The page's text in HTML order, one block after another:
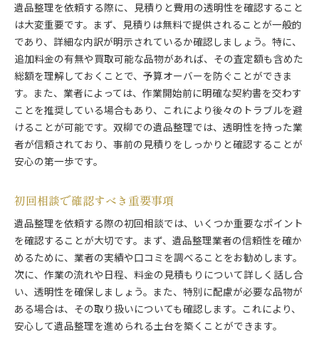
遺品整理を依頼する際に、見積りと費用の透明性を確認すること
は大変重要です。まず、見積りは無料で提供されることが一般的
であり、詳細な内訳が明示されているか確認しましょう。特に、
追加料金の有無や買取可能な品物があれば、その査定額も含めた
総額を理解しておくことで、予算オーバーを防ぐことができま
す。また、業者によっては、作業開始前に明確な契約書を交わす
ことを推奨している場合もあり、これにより後々のトラブルを避
けることが可能です。双柳での遺品整理では、透明性を持った業
者が信頼されており、事前の見積りをしっかりと確認することが
安心の第一歩です。
初回相談で確認すべき重要事項
遺品整理を依頼する際の初回相談では、いくつか重要なポイント
を確認することが大切です。まず、遺品整理業者の信頼性を確か
めるために、業者の実績や口コミを調べることをお勧めします。
次に、作業の流れや日程、料金の見積もりについて詳しく話し合
い、透明性を確保しましょう。また、特別に配慮が必要な品物が
ある場合は、その取り扱いについても確認します。これにより、
安心して遺品整理を進められる土台を築くことができます。